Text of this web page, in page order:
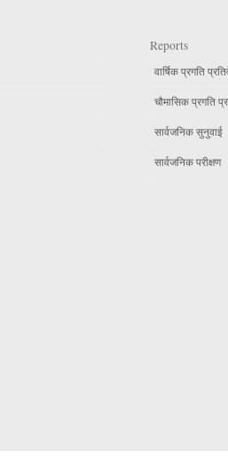
Reports
वार्षिक प्रगति
चौमासिक प्रगति
सार्वजनिक सुनुवाई
सार्वजनिक परीक्षण